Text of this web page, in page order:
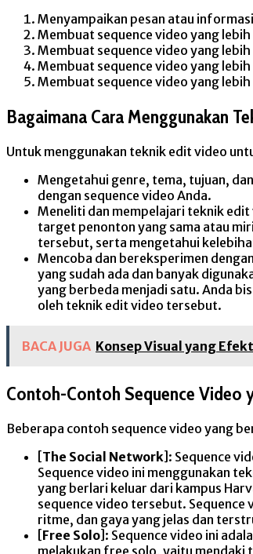
Menyampaikan pesan atau
Membuat sequence video yang
Membuat sequence video yang
Membuat sequence video yang
Membuat sequence video yang
Bagaimana Cara Menggunakan
Untuk menggunakan teknik edit video
Mengetahui genre, tema, tujuan,
dengan sequence video Anda.
Meneliti dan mempelajari teknik edit
target penonton yang sama atau
tersebut, serta mengetahui
Mencoba dan bereksperimen
yang sudah ada dan banyak
yang berbeda menjadi satu. Anda
oleh teknik edit video tersebut.
BACA JUGA Konsep Visual yang
Contoh-Contoh Sequence Video
Beberapa contoh sequence video yang
[The Social Network]: Sequence
Sequence video ini menggunakan
yang berlari keluar dari kampus
sequence video tersebut.
ritme, dan gaya yang jelas dan
[Free Solo]: Sequence video ini
melakukan free solo, yaitu mendaki